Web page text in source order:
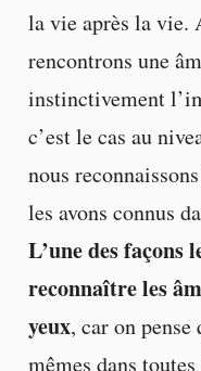
la vie après la vie.
rencontrons une
instinctivement
c’est le cas au
nous
les avons connus
L’une des façons
reconnaître les
yeux, car on pense
mêmes dans